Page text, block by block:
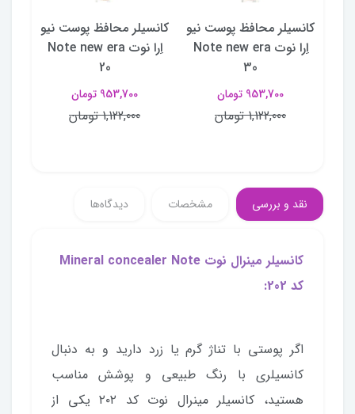
کانسیلر محافظ پوست نیو
اِرا نوت Note new era
30
953,700 تومان
1,122,000 تومان
کانسیلر محافظ پوست نیو
اِرا نوت Note new era
20
953,700 تومان
1,122,000 تومان
نقد و بررسی مشخصات دیدگاه‌ها
کانسیلر مینرال نوت Mineral concealer Note
کد 202:
اگر پوستی با تناژ گرم یا زرد دارید و به دنبال
کانسیلری با رنگ طبیعی و پوشش مناسب
هستید، کانسیلر مینرال نوت کد ۲۰۲ یکی از